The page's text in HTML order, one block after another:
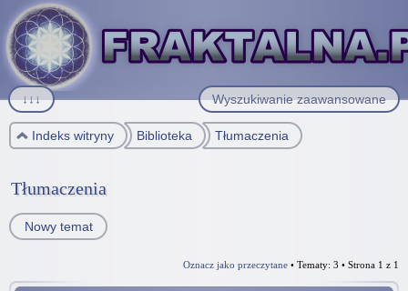
Wyszukiwanie zaawansowane
↓↓↓
Indeks witryny Biblioteka Tłumaczenia
Tłumaczenia
Nowy temat
Oznacz jako przeczytane • Tematy: 3 • Strona 1 z 1